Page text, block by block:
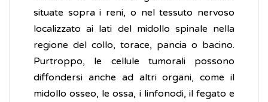
situate sopra i reni, o nel tessuto nervoso
localizzato ai lati del midollo spinale nella
regione del collo, torace, pancia o bacino.
Purtroppo, le cellule tumorali possono
diffondersi anche ad altri organi, come il
midollo osseo, le ossa, i linfonodi, il fegato e